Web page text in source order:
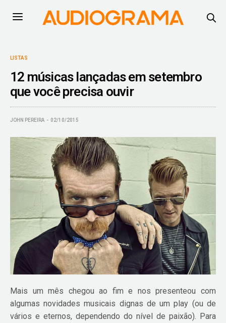
LISTAS
12 músicas lançadas em setembro
que você precisa ouvir
JOHN PEREIRA 02/10/2015
Mais um mês chegou ao fim e nos presenteou com
algumas novidades musicais dignas de um play (ou de
vários e eternos, dependendo do nível de paixão). Para